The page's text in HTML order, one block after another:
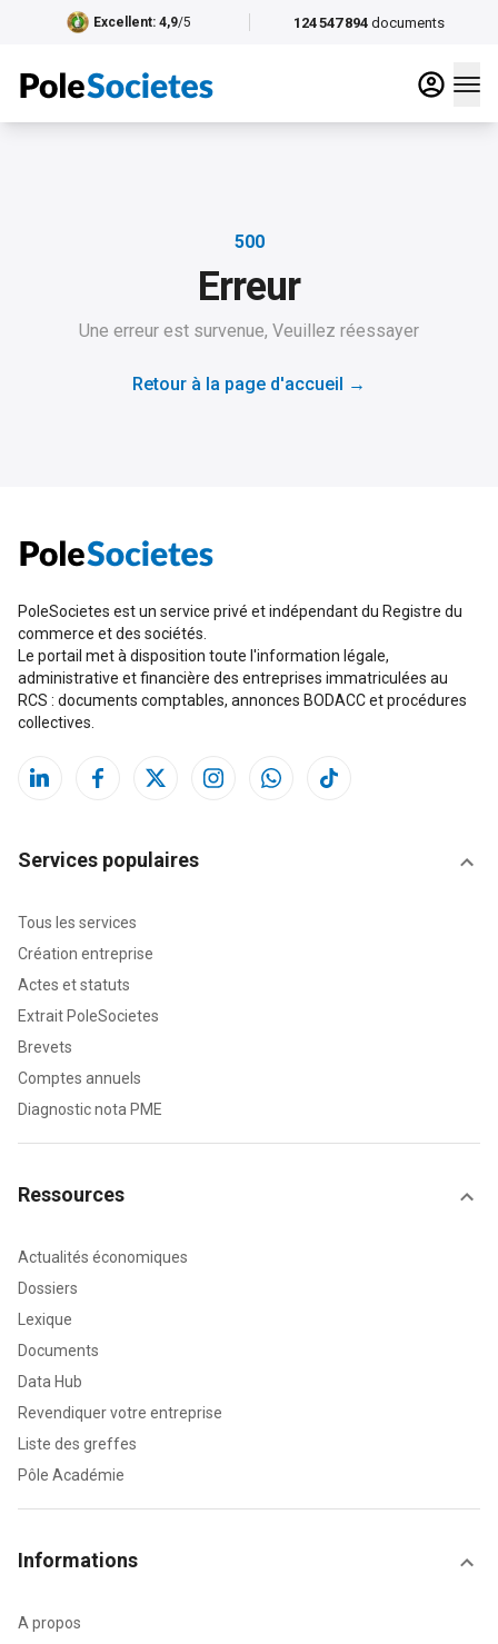
124 547 894 documents
Excellent: 4,9/5
500
Erreur
Une erreur est survenue, Veuillez réessayer
Retour à la page d'accueil →
PoleSocietes est un service privé et indépendant du Registre du
commerce et des sociétés.
Le portail met à disposition toute l'information légale,
administrative et financière des entreprises immatriculées au
RCS : documents comptables, annonces BODACC et procédures
collectives.
Services populaires
Tous les services
Création entreprise
Actes et statuts
Extrait PoleSocietes
Brevets
Comptes annuels
Diagnostic nota PME
Ressources
Actualités économiques
Dossiers
Lexique
Documents
Data Hub
Revendiquer votre entreprise
Liste des greffes
Pôle Académie
Informations
A propos